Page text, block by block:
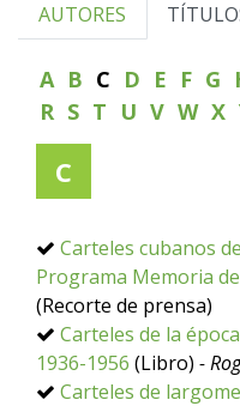
AUTORES
A B C D E F G
R S T U V W X
C
Carteles cubanos
Programa Memoria
(Recorte de prensa)
Carteles de la
1936-1956 (Libro) -
Carteles de